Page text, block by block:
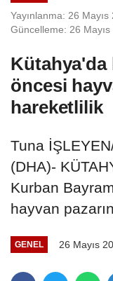
Yayınlanma: 26
Güncelleme: 26
Kütahya'da
öncesi
hareketlilik
Tuna
(DHA)-
Kurban
hayvan
GENEL 26 Mayıs